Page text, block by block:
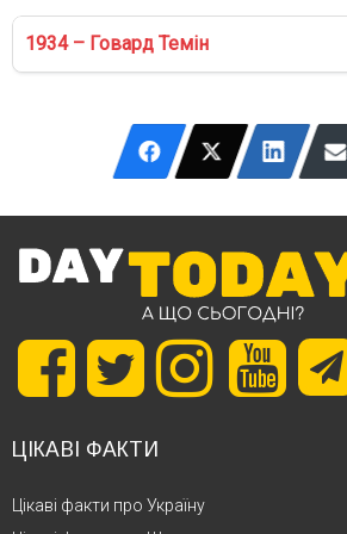
1934 – Говард Темін
ЦІКАВІ ФАКТИ
Цікаві факти про Україну